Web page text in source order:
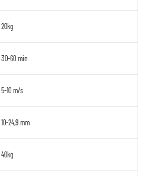
20kg
30-60 min
5-10 m/s
10-24,9 mm
40kg